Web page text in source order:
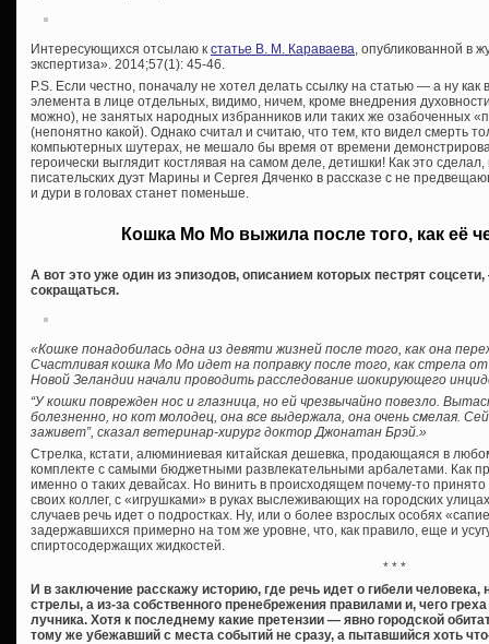
Интересующихся отсылаю к статье В. М. Караваева, опубликованной в
экспертиза». 2014;57(1): 45-46.
P.S. Если честно, поначалу не хотел делать ссылку на статью — а ну как
элемента в лице отдельных, видимо, ничем, кроме внедрения
можно), не занятых народных избранников или таких же озабоченных
(непонятно какой). Однако считал и считаю, что тем, кто видел смерть
компьютерных шутерах, не мешало бы время от времени
героически выглядит костлявая на самом деле, детишки! Как это
писательских дуэт Марины и Сергея Дяченко в рассказе с не
и дури в головах станет поменьше.
Кошка Мо Мо выжила после того, как её
А вот это уже один из эпизодов, описанием которых пестрят
сокращаться.
«Кошке понадобилась одна из девяти жизней после того, как она
Счастливая кошка Мо Мо идет на поправку после того, как стрела
Новой Зеландии начали проводить расследование шокирующего
“У кошки поврежден нос и глазница, но ей чрезвычайно повезло.
болезненно, но кот молодец, она все выдержала, она очень смелая.
заживет”, сказал ветеринар-хирург доктор Джонатан Брэй.»
Стрелка, кстати, алюминиевая китайская дешевка, продающаяся в
комплекте с самыми бюджетными развлекательными арбалетами. Как
именно о таких девайсах. Но винить в происходящем почему-то принято
своих коллег, с «игрушками» в руках выслеживающих на городских
случаев речь идет о подростках. Ну, или о более взрослых особях
задержавшихся примерно на том же уровне, что, как правило, еще и
спиртосодержащих жидкостей.
* * *
И в заключение расскажу историю, где речь идет о гибели
стрелы, а из-за собственного пренебрежения правилами и, чего
лучника. Хотя к последнему какие претензии — явно городской
тому же убежавший с места событий не сразу, а пытавшийся хоть